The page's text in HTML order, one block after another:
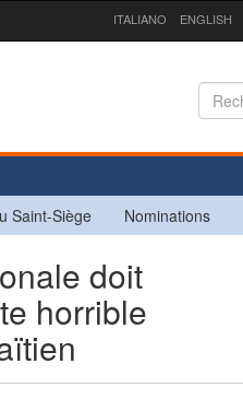
ITALIANO ENGLISH
Saint-Siège Nominations
doit
horrible